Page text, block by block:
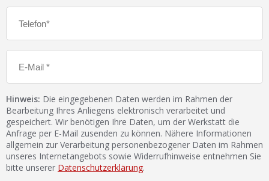
Hinweis: Die eingegebenen Daten werden im Rahmen der
Bearbeitung Ihres Anliegens elektronisch verarbeitet und
gespeichert. Wir benötigen Ihre Daten, um der Werkstatt die
Anfrage per E-Mail zusenden zu können. Nähere Informationen
allgemein zur Verarbeitung personenbezogener Daten im Rahmen
unseres Internetangebots sowie Widerrufhinweise entnehmen Sie
bitte unserer Datenschutzerklärung.